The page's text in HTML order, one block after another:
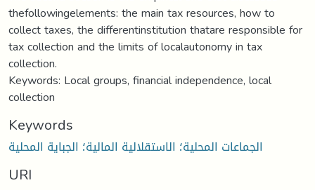
thefollowingelements: the main tax resources, how to
collect taxes, the differentinstitution thatare responsible for
tax collection and the limits of localautonomy in tax
collection.
Keywords: Local groups, financial independence, local
collection
Keywords
الجماعات المحلية؛ الاستقلالية المالية؛ الجباية المحلية
URI